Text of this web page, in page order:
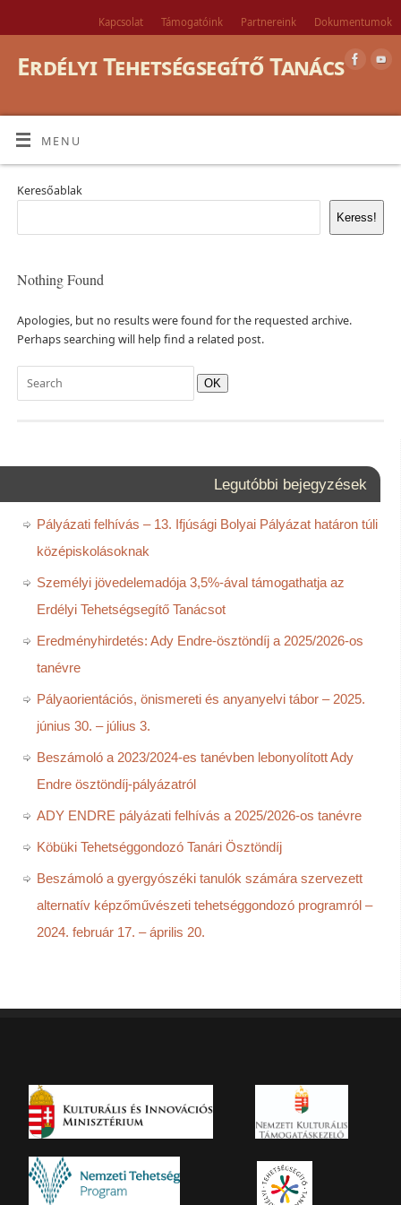
Kapcsolat Támogatóink Partnereink Dokumentumok
Erdélyi Tehetségsegítő Tanács
MENU
Keresőablak
Keress!
Nothing Found
Apologies, but no results were found for the requested archive.
Perhaps searching will help find a related post.
OK
Legutóbbi bejegyzések
Pályázati felhívás – 13. Ifjúsági Bolyai Pályázat határon túli
középiskolásoknak
Személyi jövedelemadója 3,5%-ával támogathatja az
Erdélyi Tehetségsegítő Tanácsot
Eredményhirdetés: Ady Endre-ösztöndíj a 2025/2026-os
tanévre
Pályaorientációs, önismereti és anyanyelvi tábor – 2025.
június 30. – július 3.
Beszámoló a 2023/2024-es tanévben lebonyolított Ady
Endre ösztöndíj-pályázatról
ADY ENDRE pályázati felhívás a 2025/2026-os tanévre
Köbüki Tehetséggondozó Tanári Ösztöndíj
Beszámoló a gyergyószéki tanulók számára szervezett
alternatív képzőművészeti tehetséggondozó programról –
2024. február 17. – április 20.